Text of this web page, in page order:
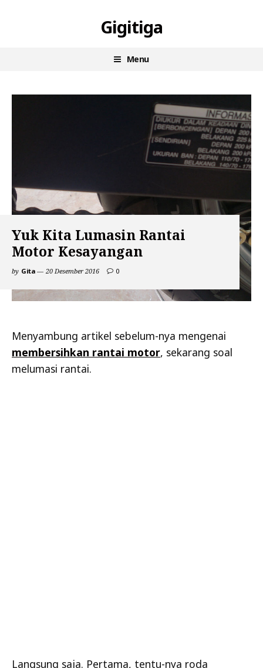
Gigitiga
Menu
Yuk Kita Lumasin Rantai
Motor Kesayangan
by Gita 20 Desember 2016 0comments
Yuk
Kita
Motor
Kesayangan
Menyambung artikel sebelum-nya mengenai
membersihkan rantai motor, sekarang soal
melumasi rantai.
Langsung saja. Pertama, tentu-nya roda